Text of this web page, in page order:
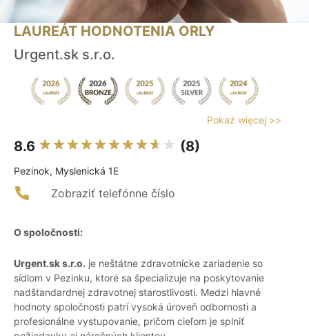
LAUREÁT HODNOTENIA ORLY
Urgent.sk s.r.o.
Pokaż więcej >>
8.6 (8)
Pezinok, Myslenická 1E
Zobraziť telefónne číslo
O spoločnosti:
Urgent.sk s.r.o. je neštátne zdravotnícke zariadenie so
sídlom v Pezinku, ktoré sa špecializuje na poskytovanie
nadštandardnej zdravotnej starostlivosti. Medzi hlavné
hodnoty spoločnosti patrí vysoká úroveň odbornosti a
profesionálne vystupovanie, pričom cieľom je splniť